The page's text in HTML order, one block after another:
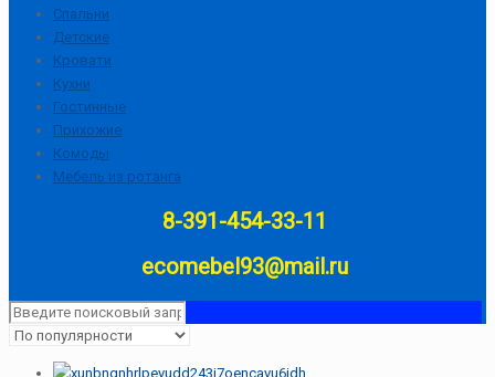
Спальни
Детские
Кровати
Кухни
Гостинные
Прихожие
Комоды
Мебель из ротанга
8-391-454-33-11
ecomebel93@mail.ru